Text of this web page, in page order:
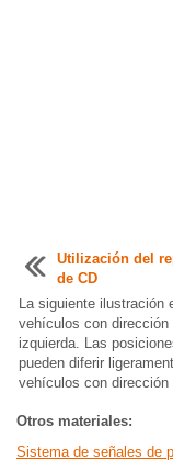
Utilización del
de CD
La siguiente ilustración
vehículos con dirección
izquierda. Las
pueden diferir
vehículos con dirección
Otros materiales:
Sistema de señales de